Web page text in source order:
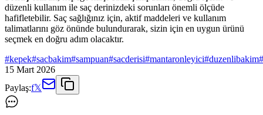
düzenli kullanım ile saç derinizdeki sorunları önemli ölçüde
hafifletebilir. Saç sağlığınız için, aktif maddeleri ve kullanım
talimatlarını göz önünde bulundurarak, sizin için en uygun ürünü
seçmek en doğru adım olacaktır.
#kepek#sacbakim#sampuan#sacderisi#mantaronleyici#duzenlibakim#
15 Mart 2026
Paylaş:f𝕏